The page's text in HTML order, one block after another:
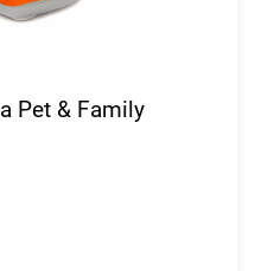
Pet & Family